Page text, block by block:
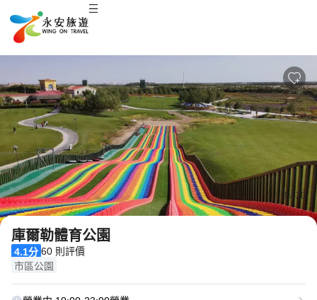
3 /20
庫爾勒體育公園
4.1分 60 則評價
市區公園